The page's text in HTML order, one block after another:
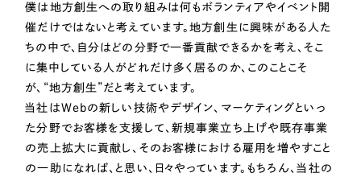
リープ・リクルーティング／採用業務代行
求人票作成・面接など各種業務代行、採用の仕組み作り支援
リープ・キャリア ／ 人材紹介サービス
完全成功報酬型のスカウト型ハイクラス人材紹介（岐阜・愛知）
カイゼンDX支援
Pace ／ クラウド型工数管理ツール
プライバシーポリシー 情報セキュリティ方針
AI倫理ポリシー クッキーポリシー サイトマップ
ウェブアクセシビリティ方針
僕は地方創生への取り組みは何もボランティアやイベント開
催だけではないと考えています。地方創生に興味がある人た
ちの中で、自分はどの分野で一番貢献できるかを考え、そこ
に集中している人がどれだけ多く居るのか、このことこそ
が、“地方創生”だと考えています。
当社はWebの新しい技術やデザイン、マーケティングといっ
た分野でお客様を支援して、新規事業立ち上げや既存事業
の売上拡大に貢献し、そのお客様における雇用を増やすこと
の一助になれば、と思い、日々やっています。もちろん、当社の